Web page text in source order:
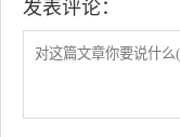
发表评论：